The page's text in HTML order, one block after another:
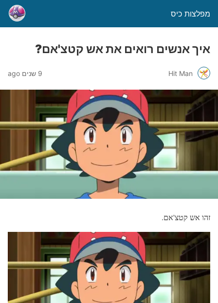
מפלצות כיס
איך אנשים רואים את אש קטצ'אם?
Hit Man 9 שנים ago
זהו אש קטצ'אם.